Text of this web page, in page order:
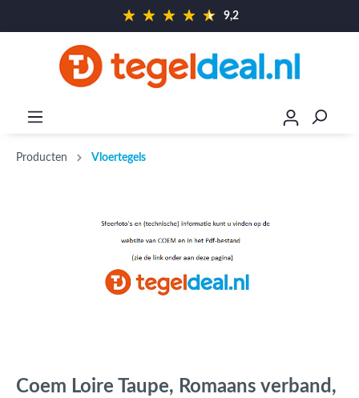
9,2
Producten Vloertegels
Coem Loire Taupe, Romaans verband,